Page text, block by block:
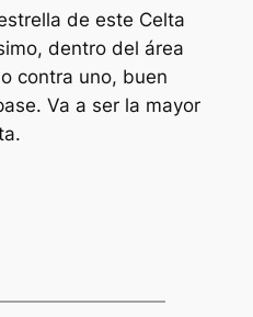
de este Celta
dentro del área
contra uno, buen
Va a ser la mayor